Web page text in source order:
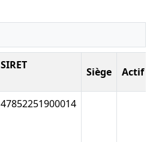
07-
verbal
générale
Reconstitution
SIRET
Siège Actif
47852251900014